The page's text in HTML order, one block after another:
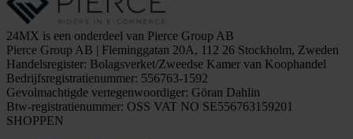
24MX is een onderdeel van Pierce Group AB
Pierce Group AB | Fleminggatan 20A, 112 26 Stockholm, Zweden
Handelsregister: Bolagsverket/Zweedse Kamer van Koophandel
Bedrijfsregistratienummer: 556763-1592
Gevolmachtigde vertegenwoordiger: Göran Dahlin
Btw-registratienummer: OSS VAT NO SE556763159201
SHOPPEN